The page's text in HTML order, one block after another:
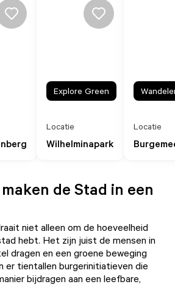
Wilhelminapark
Locatie
Explore Green
Locatie
de Stad in een
niet alleen om de hoeveelheid
hebt. Het zijn juist de mensen in
dragen en een groene beweging
er tientallen burgerinitiatieven die
bijdragen aan een leefbare,